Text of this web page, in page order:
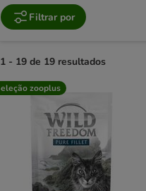
Filtrar por
1 - 19 de 19 resultados
product items have been changed
zooplus